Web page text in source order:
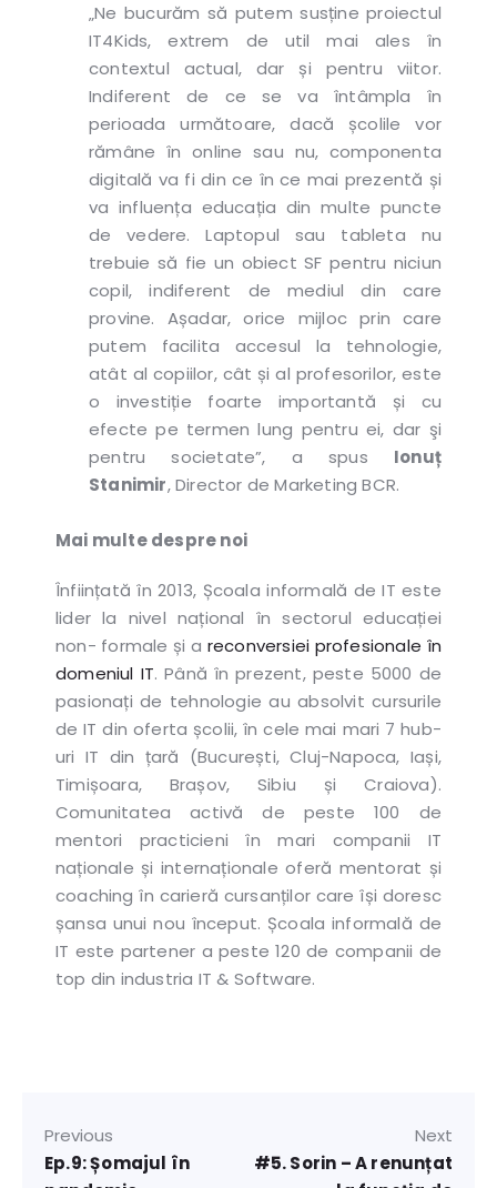
„Ne bucurăm să putem susține proiectul
IT4Kids, extrem de util mai ales în
contextul actual, dar și pentru viitor.
Indiferent de ce se va întâmpla în
perioada următoare, dacă școlile vor
rămâne în online sau nu, componenta
digitală va fi din ce în ce mai prezentă și
va influența educația din multe puncte
de vedere. Laptopul sau tableta nu
trebuie să fie un obiect SF pentru niciun
copil, indiferent de mediul din care
provine. Așadar, orice mijloc prin care
putem facilita accesul la tehnologie,
atât al copiilor, cât și al profesorilor, este
o investiție foarte importantă și cu
efecte pe termen lung pentru ei, dar şi
pentru societate”, a spus Ionuț
Stanimir, Director de Marketing BCR.
Mai multe despre noi
Înființată în 2013, Școala informală de IT este
lider la nivel național în sectorul educației
non- formale și a reconversiei profesionale în
domeniul IT. Până în prezent, peste 5000 de
pasionați de tehnologie au absolvit cursurile
de IT din oferta școlii, în cele mai mari 7 hub-
uri IT din țară (București, Cluj-Napoca, Iași,
Timișoara, Brașov, Sibiu și Craiova).
Comunitatea activă de peste 100 de
mentori practicieni în mari companii IT
naționale și internaționale oferă mentorat și
coaching în carieră cursanților care își doresc
șansa unui nou început. Școala informală de
IT este partener a peste 120 de companii de
top din industria IT & Software.
Previous
Ep.9: Șomajul în
Next
#5. Sorin – A renunțat